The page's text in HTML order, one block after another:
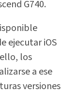
G740.
ejecutar iOS
los
a ese
versiones